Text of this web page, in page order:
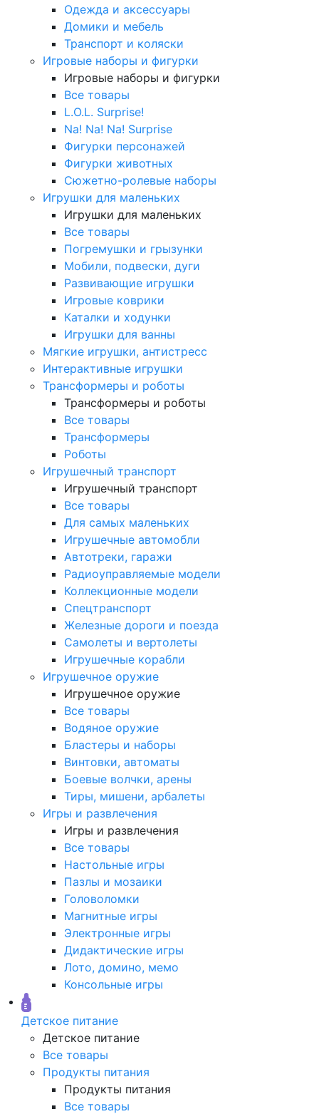
Одежда и аксессуары
Домики и мебель
Транспорт и коляски
Игровые наборы и фигурки
Игровые наборы и фигурки
Все товары
L.O.L. Surprise!
Na! Na! Na! Surprise
Фигурки персонажей
Фигурки животных
Сюжетно-ролевые наборы
Игрушки для маленьких
Игрушки для маленьких
Все товары
Погремушки и грызунки
Мобили, подвески, дуги
Развивающие игрушки
Игровые коврики
Каталки и ходунки
Игрушки для ванны
Мягкие игрушки, антистресс
Интерактивные игрушки
Трансформеры и роботы
Трансформеры и роботы
Все товары
Трансформеры
Роботы
Игрушечный транспорт
Игрушечный транспорт
Все товары
Для самых маленьких
Игрушечные автомобли
Автотреки, гаражи
Радиоуправляемые модели
Коллекционные модели
Спецтранспорт
Железные дороги и поезда
Самолеты и вертолеты
Игрушечные корабли
Игрушечное оружие
Игрушечное оружие
Все товары
Водяное оружие
Бластеры и наборы
Винтовки, автоматы
Боевые волчки, арены
Тиры, мишени, арбалеты
Игры и развлечения
Игры и развлечения
Все товары
Настольные игры
Пазлы и мозаики
Головоломки
Магнитные игры
Электронные игры
Дидактические игры
Лото, домино, мемо
Консольные игры
Детское питание
Детское питание
Все товары
Продукты питания
Продукты питания
Все товары